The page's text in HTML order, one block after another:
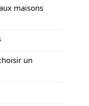
maisons
un